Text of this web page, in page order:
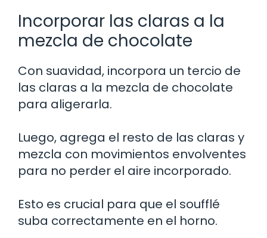
Incorporar las claras a la
mezcla de chocolate
Con suavidad, incorpora un tercio de
las claras a la mezcla de chocolate
para aligerarla.
Luego, agrega el resto de las claras y
mezcla con movimientos envolventes
para no perder el aire incorporado.
Esto es crucial para que el soufflé
suba correctamente en el horno.